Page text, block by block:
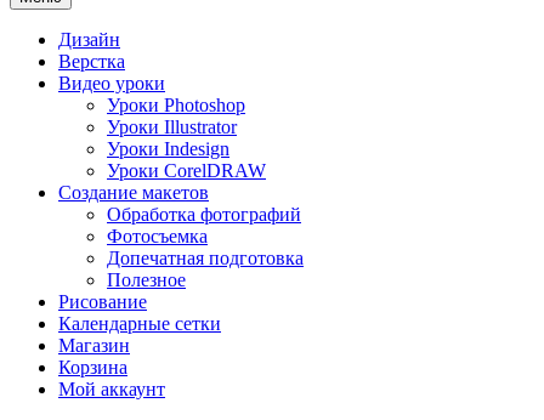
Дизайн
Верстка
Видео уроки
Уроки Photoshop
Уроки Illustrator
Уроки Indesign
Уроки CorelDRAW
Создание макетов
Обработка фотографий
Фотосъемка
Допечатная подготовка
Полезное
Рисование
Календарные сетки
Магазин
Корзина
Мой аккаунт